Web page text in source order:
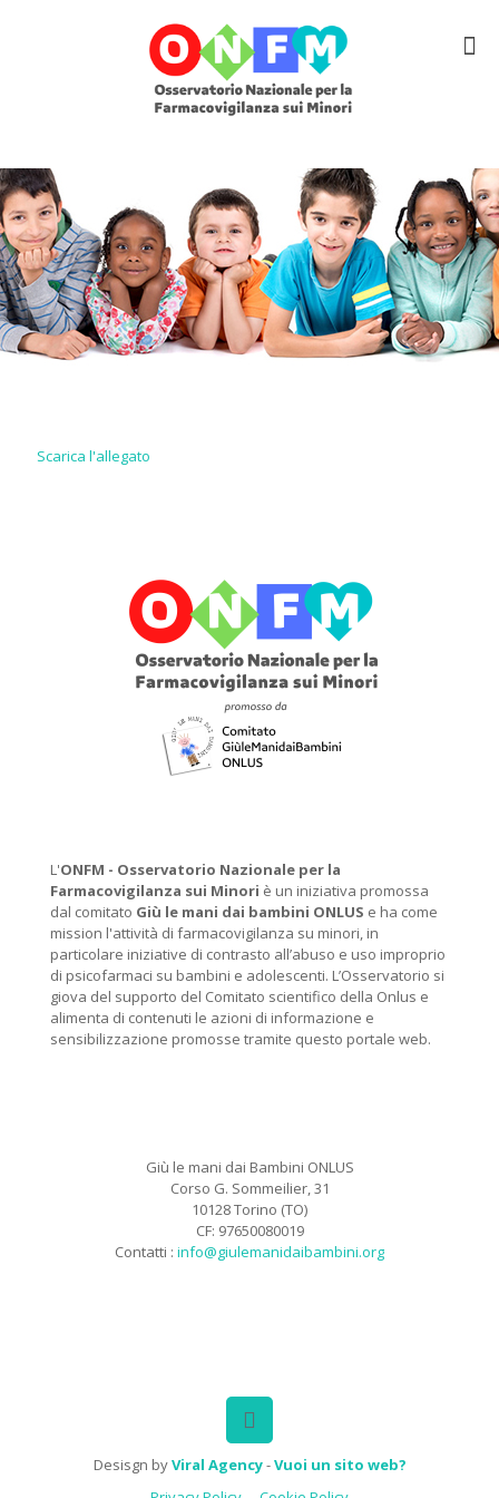
Scarica l'allegato
L'ONFM - Osservatorio Nazionale per la
Farmacovigilanza sui Minori è un iniziativa promossa
dal comitato Giù le mani dai bambini ONLUS e ha come
mission l'attività di farmacovigilanza su minori, in
particolare iniziative di contrasto all’abuso e uso improprio
di psicofarmaci su bambini e adolescenti. L’Osservatorio si
giova del supporto del Comitato scientifico della Onlus e
alimenta di contenuti le azioni di informazione e
sensibilizzazione promosse tramite questo portale web.
Giù le mani dai Bambini ONLUS
Corso G. Sommeilier, 31
10128 Torino (TO)
CF: 97650080019
Contatti : info@giulemanidaibambini.org
Desisgn byViral Agency-Vuoi un sito web?